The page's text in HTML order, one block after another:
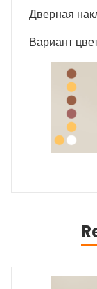
Дверная
Вариант